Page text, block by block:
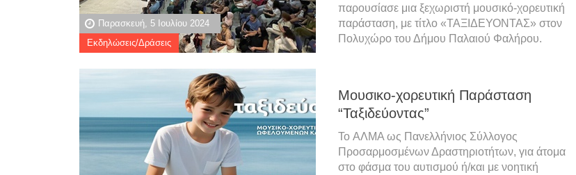
Παρασκευή, 5 Ιουλίου 2024
Εκδηλώσεις/Δράσεις
παρουσίασε μια ξεχωριστή μουσικό-χορευτική
παράσταση, με τίτλο «ΤΑΞΙΔΕΥΟΝΤΑΣ» στον
Πολυχώρο του Δήμου Παλαιού Φαλήρου.
Μουσικο-χορευτική Παράσταση
“Ταξιδεύοντας”
To ΑΛΜΑ ως Πανελλήνιος Σύλλογος
Προσαρμοσμένων Δραστηριοτήτων, για άτομα
στο φάσμα του αυτισμού ή/και με νοητική